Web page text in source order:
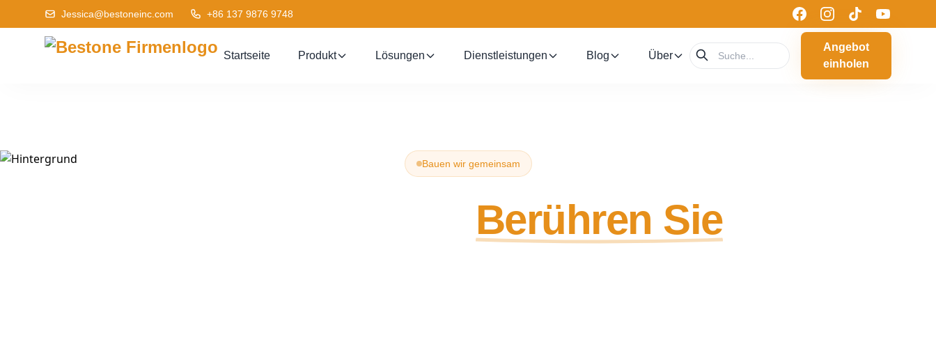
Jessica@bestoneinc.com +86 137 9876 9748
Startseite Produkt Lösungen Dienstleistungen Blog Über
Angebot
einholen
Bauen wir gemeinsam
Berühren Sie